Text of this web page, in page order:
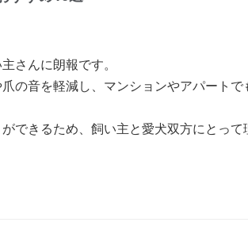
さんに朗報です。
の音を軽減し、マンションやアパートで
できるため、飼い主と愛犬双方にとっ